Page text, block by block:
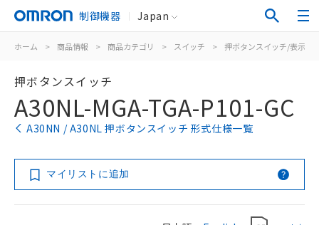
制御機器 Japan
ホーム > 商品情報 > 商品カテゴリ > スイッチ > 押ボタンスイッチ/表示灯
押ボタンスイッチ
A30NL-MGA-TGA-P101-GC
A30NN / A30NL 押ボタンスイッチ 形式仕様一覧
マイリストに追加